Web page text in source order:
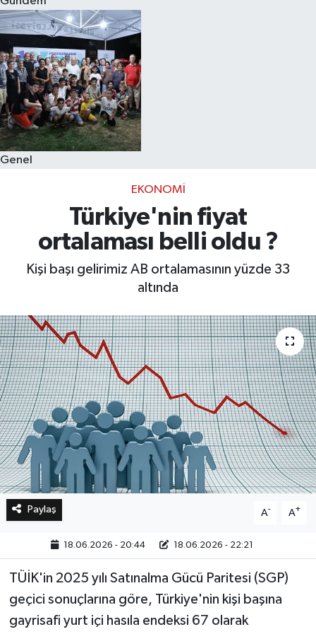
Genel
EKONOMI
Türkiye'nin fiyat
ortalaması belli oldu ?
Kişi başı gelirimiz AB ortalamasının yüzde 33
altında
Paylaş A- A+
18.06.2026 - 20:44 18.06.2026 - 22:21
TÜİK'in 2025 yılı Satınalma Gücü Paritesi (SGP)
geçici sonuçlarına göre, Türkiye'nin kişi başına
gayrisafi yurt içi hasıla endeksi 67 olarak
Eğitim
Sağlık
Dünya
Magazin
Kültür & Sanat
Teknoloji
Bilim
Genel
Bilim, Teknoloji